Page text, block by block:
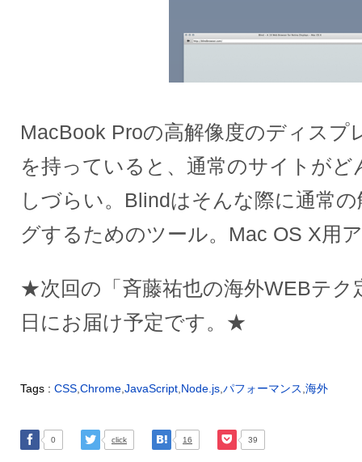
MacBook Proの高解像度のディスプ
を持っていると、通常のサイトが
しづらい。Blindはそんな際に通常
グするためのツール。Mac OS X用
★次回の「斉藤祐也の海外WEBテク
日にお届け予定です。★
Tags : CSS Chrome JavaScript Node.js パフォーマンス 海外
0 click 16 39